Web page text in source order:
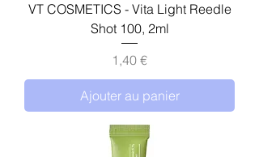
VT COSMETICS - Vita Light Reedle
Shot 100, 2ml
Prix
1,40 €
Ajouter au panier